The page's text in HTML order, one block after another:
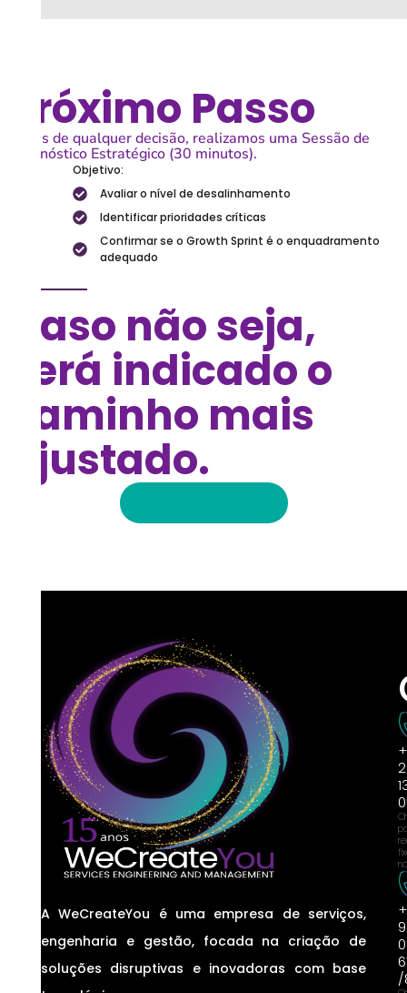
Próximo Passo
Antes de qualquer decisão, realizamos uma Sessão de
Diagnóstico Estratégico (30 minutos).
Objetivo:
Avaliar o nível de desalinhamento
Identificar prioridades críticas
Confirmar se o Growth Sprint é o enquadramento
adequado
Caso não seja,
será indicado o
caminho mais
ajustado.
A WeCreateYou é uma empresa de serviços,
engenharia e gestão, focada na criação de
soluções disruptivas e inovadoras com base
/